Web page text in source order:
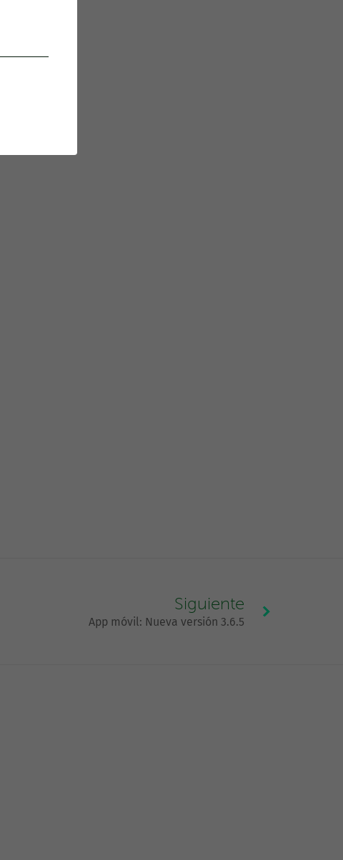
Siguiente
App móvil: Nueva versión 3.6.5